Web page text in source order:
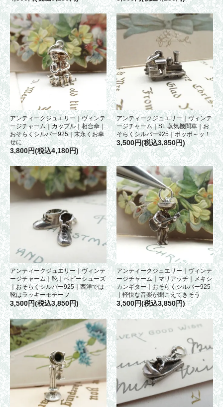
アンティークジュエリー｜ヴィンテ
ージチャーム｜カップル｜相合傘｜
おそらくシルバー925｜末永くお幸
せに
3,800円(税込4,180円)
アンティークジュエリー｜ヴィンテ
ージチャーム｜SL 蒸気機関車｜お
そらくシルバー925｜ポッポ～ッ！
3,500円(税込3,850円)
アンティークジュエリー｜ヴィンテ
ージチャーム｜靴｜ベビーシューズ
｜おそらくシルバー925｜西洋では
靴はラッキーモチーフ
3,500円(税込3,850円)
アンティークジュエリー｜ヴィンテ
ージチャーム｜マリアッチ｜メキシ
カンギター｜おそらくシルバー925
｜軽快な音楽が聞こえてきそう
3,500円(税込3,850円)